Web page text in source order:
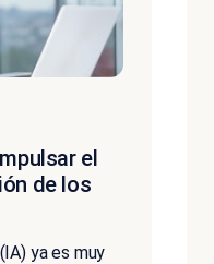
el
de los
ya es muy